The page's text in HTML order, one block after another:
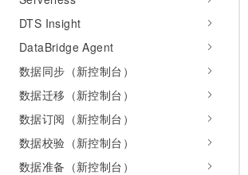
DTS Insight
DataBridge Agent
数据同步（新控制台）
数据迁移（新控制台）
数据订阅（新控制台）
数据校验（新控制台）
数据准备（新控制台）
终端用户计算
Serverless
开发工具
迁移与运维管理
专有云